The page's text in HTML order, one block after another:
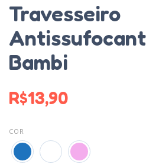
Travesseiro
Bambi
R$13,90
COR